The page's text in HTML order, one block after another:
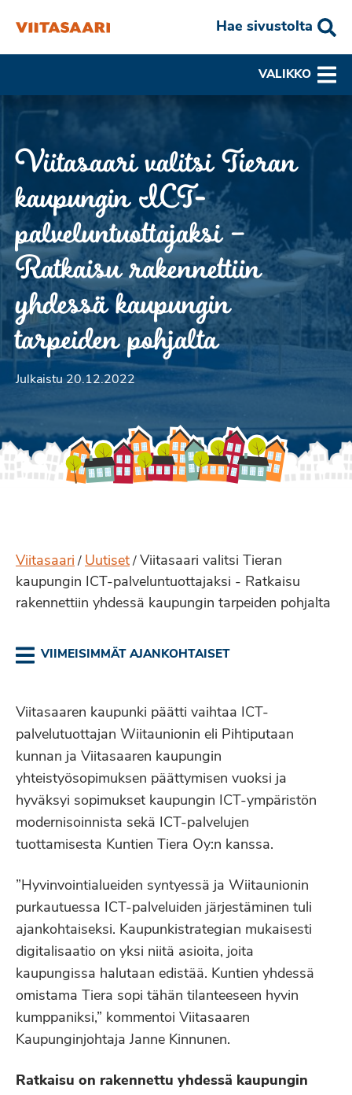
Hae sivustolta
VALIKKO
Viitasaari valitsi Tieran
kaupungin ICT-
palveluntuottajaksi –
Ratkaisu rakennettiin
yhdessä kaupungin
tarpeiden pohjalta
Julkaistu 20.12.2022
Viitasaari / Uutiset / Viitasaari valitsi Tieran
kaupungin ICT-palveluntuottajaksi - Ratkaisu
rakennettiin yhdessä kaupungin tarpeiden pohjalta
VIIMEISIMMÄT AJANKOHTAISET
Viitasaaren kaupunki päätti vaihtaa ICT-
palvelutuottajan Wiitaunionin eli Pihtiputaan
kunnan ja Viitasaaren kaupungin
yhteistyösopimuksen päättymisen vuoksi ja
hyväksyi sopimukset kaupungin ICT-ympäristön
modernisoinnista sekä ICT-palvelujen
tuottamisesta Kuntien Tiera Oy:n kanssa.
”Hyvinvointialueiden syntyessä ja Wiitaunionin
purkautuessa ICT-palveluiden järjestäminen tuli
ajankohtaiseksi. Kaupunkistrategian mukaisesti
digitalisaatio on yksi niitä asioita, joita
kaupungissa halutaan edistää. Kuntien yhdessä
omistama Tiera sopi tähän tilanteeseen hyvin
kumppaniksi,” kommentoi Viitasaaren
Kaupunginjohtaja Janne Kinnunen.
Ratkaisu on rakennettu yhdessä kaupungin